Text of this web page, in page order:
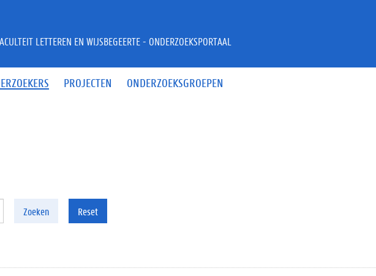
PROJECTEN ONDERZOEKSGROEPEN
LETTEREN EN WIJSBEGEERTE - ONDERZOEKSPORTAAL
Zoeken Reset